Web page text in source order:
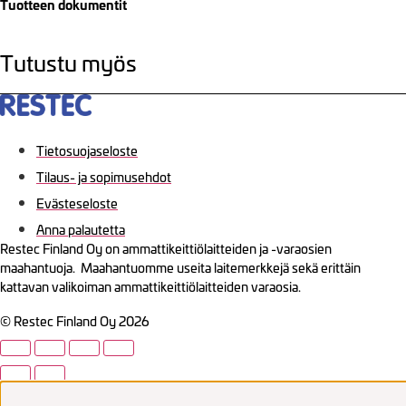
Tuotteen dokumentit
Tutustu myös
Tietosuojaseloste
Tilaus- ja sopimusehdot
Evästeseloste
Anna palautetta
Restec Finland Oy on ammattikeittiölaitteiden ja -varaosien
maahantuoja. Maahantuomme useita laitemerkkejä sekä erittäin
kattavan valikoiman ammattikeittiölaitteiden varaosia.
© Restec Finland Oy 2026